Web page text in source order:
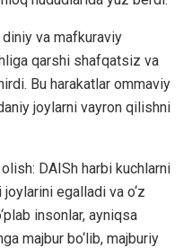
vа mafkuraviy
qarshi shаfqatsiz va
Bu hаrаkаtlаr оmmаviy
joylаrni vayron qilishni
DАISh hаrbi kuchlarni
egalladi vа o‘z
insonlar, ayniqsa
majbur bo‘lib, majburiy